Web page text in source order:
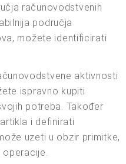
računovodstvenih
područja
možete identificirati
aktivnosti
ispravno kupiti
potreba. Također
i definirati
uzeti u obzir primitke,